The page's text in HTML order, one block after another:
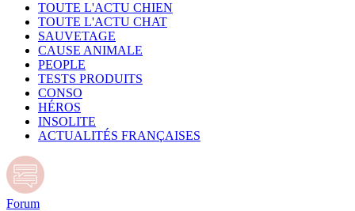
TOUTE L'ACTU CHIEN
TOUTE L'ACTU CHAT
SAUVETAGE
CAUSE ANIMALE
PEOPLE
TESTS PRODUITS
CONSO
HÉROS
INSOLITE
ACTUALITÉS FRANÇAISES
Forum